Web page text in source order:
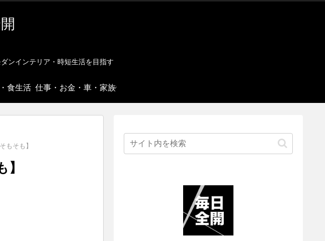
ンインテリア・時短生活を目指す
食生活 仕事・お金・車・家族
もそも】